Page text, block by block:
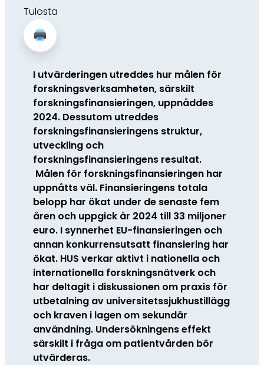
Tulosta
I utvärderingen utreddes hur målen för
forskningsverksamheten, särskilt
forskningsfinansieringen, uppnåddes
2024. Dessutom utreddes
forskningsfinansieringens struktur,
utveckling och
forskningsfinansieringens resultat.
Målen för forskningsfinansieringen har
uppnåtts väl. Finansieringens totala
belopp har ökat under de senaste fem
åren och uppgick år 2024 till 33 miljoner
euro. I synnerhet EU-finansieringen och
annan konkurrensutsatt finansiering har
ökat. HUS verkar aktivt i nationella och
internationella forskningsnätverk och
har deltagit i diskussionen om praxis för
utbetalning av universitetssjukhustillägg
och kraven i lagen om sekundär
användning. Undersökningens effekt
särskilt i fråga om patientvården bör
utvärderas.